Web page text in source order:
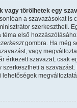
vagy törölhetek egy
a szavazásokat is
szerkesztheti.
téma első
gombra. Ha még
vagy
érkezett szavazat, csak
szerkesztheti a
lehetőségek